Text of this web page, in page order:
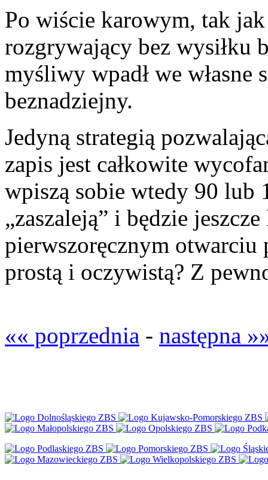
Po wiście karowym, tak
rozgrywający bez wysiłku
myśliwy wpadł we własne
beznadziejny.
Jedyną strategią
zapis jest całkowite
wpiszą sobie wtedy 90 lub
„zaszaleją” i będzie
pierwszoręcznym otwarciu
prostą i oczywistą? Z
«« poprzednia - następna